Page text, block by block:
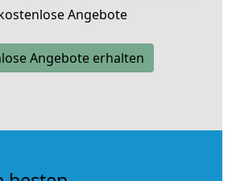
Angebote
Angebote erhalten